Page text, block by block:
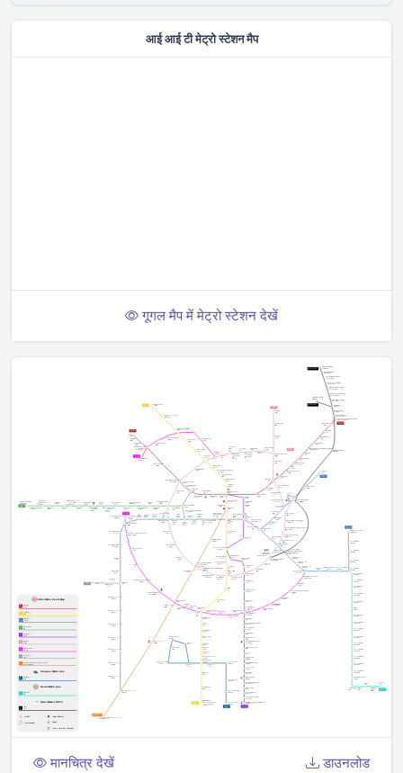
आई आई टी मेट्रो स्टेशन मैप
गूगल मैप में मेट्रो स्टेशन देखें
मानचित्र देखें डाउनलोड